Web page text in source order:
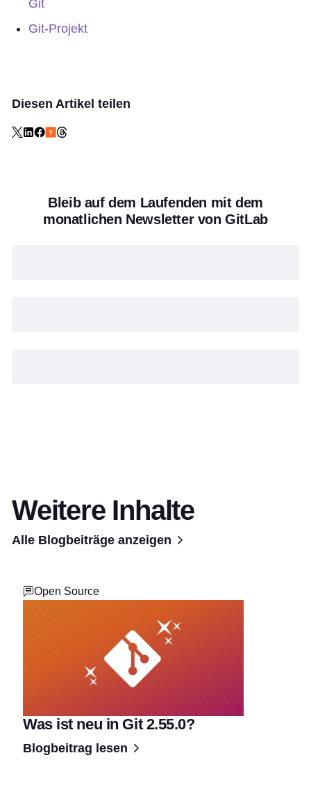
Git
Git-Projekt
Diesen Artikel teilen
Bleib auf dem Laufenden mit dem
monatlichen Newsletter von GitLab
Weitere Inhalte
Alle Blogbeiträge anzeigen
Open Source
Was ist neu in Git 2.55.0?
Blogbeitrag lesen